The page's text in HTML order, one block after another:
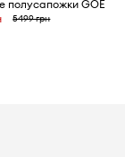
полусапожки GOE
5499 грн